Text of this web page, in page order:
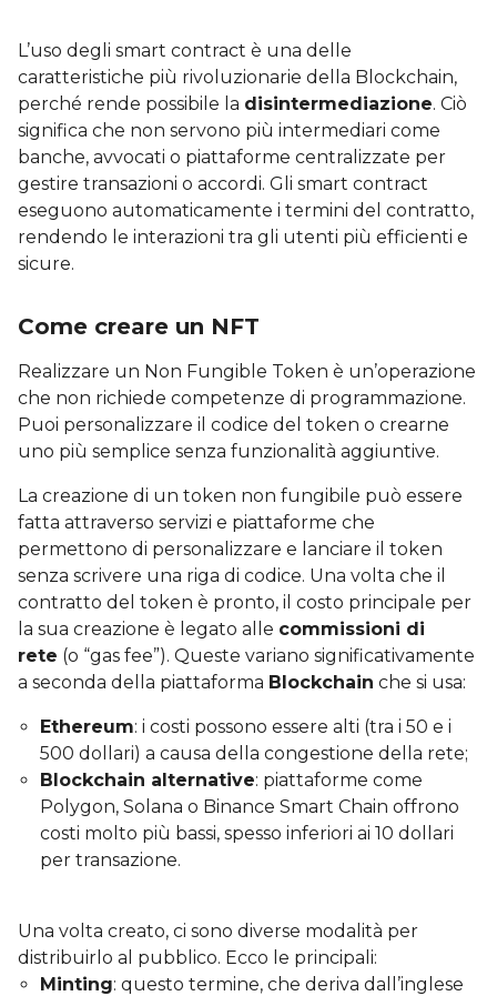
L’uso degli smart contract è una delle
caratteristiche più rivoluzionarie della Blockchain,
perché rende possibile la disintermediazione. Ciò
significa che non servono più intermediari come
banche, avvocati o piattaforme centralizzate per
gestire transazioni o accordi. Gli smart contract
eseguono automaticamente i termini del contratto,
rendendo le interazioni tra gli utenti più efficienti e
sicure.
Come creare un NFT
Realizzare un Non Fungible Token è un’operazione
che non richiede competenze di programmazione.
Puoi personalizzare il codice del token o crearne
uno più semplice senza funzionalità aggiuntive.
La creazione di un token non fungibile può essere
fatta attraverso servizi e piattaforme che
permettono di personalizzare e lanciare il token
senza scrivere una riga di codice. Una volta che il
contratto del token è pronto, il costo principale per
la sua creazione è legato alle commissioni di
rete (o “gas fee”). Queste variano significativamente
a seconda della piattaforma Blockchain che si usa:
Ethereum: i costi possono essere alti (tra i 50 e i
500 dollari) a causa della congestione della rete;
Blockchain alternative: piattaforme come
Polygon, Solana o Binance Smart Chain offrono
costi molto più bassi, spesso inferiori ai 10 dollari
per transazione.
Una volta creato, ci sono diverse modalità per
distribuirlo al pubblico. Ecco le principali:
Minting: questo termine, che deriva dall’inglese